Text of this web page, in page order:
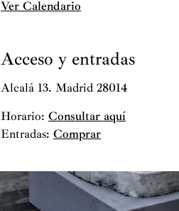
Ver Calendario
Acceso y entradas
Alcalá 13. Madrid 28014
Horario:Consultar aquí
Entradas:Comprar